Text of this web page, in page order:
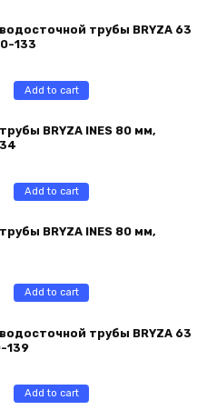
трубы BRYZA 63
133
Add to cart
BRYZA INES 80 мм,
Add to cart
BRYZA INES 80 мм,
Add to cart
трубы BRYZA 63
139
Add to cart